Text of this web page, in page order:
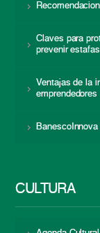
Claves para
prevenir estafas
Ventajas de la
emprendedores
CULTURA